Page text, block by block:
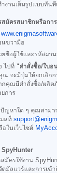
งานเต็มรูปแบบทันที
มัครสมาชิกหรือกา
นขวามือ
ยชื่อผู้ใช้และรหัสผ่า
ไปที่ "คำสั่งซื้อ/ใบอ
จะมีปุ่มให้ยกเลิกก
กคุณมีคำสั่งซื้อ/ผลิ
ยการ
ญหาใด ๆ คุณสามา
มลที่
อในเว็บไซต์
SpyHunter
มัครใช้งาน
มัลแวร์และการเข้